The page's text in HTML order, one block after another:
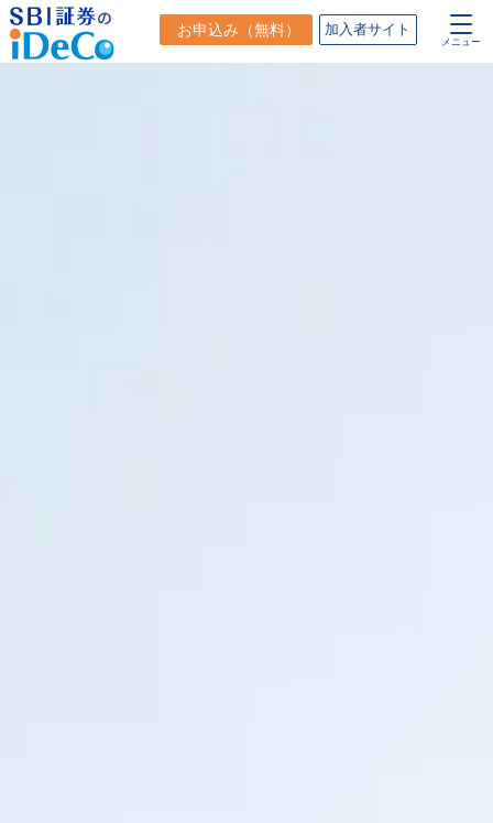
メニュー
加入者サイト
お申込み （無料）